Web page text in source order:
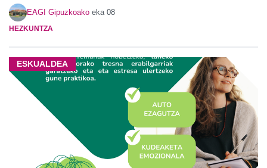
EAGI Gipuzkoako eka 08
HEZKUNTZA
ESKUALDEA